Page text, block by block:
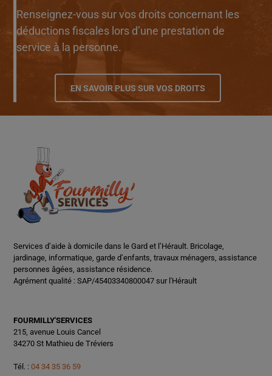
Renseignez-vous sur vos droits concernant les
déductions fiscales lors d’une prestation de
service à la personne.
EN SAVOIR PLUS SUR VOS DROITS
Services d’aide à domicile dans le Gard et l’Hérault. Bricolage,
jardinage, informatique, garde d’enfants, travaux ménagers, assistance
personnes âgées, assistance résidence.
Agrément qualité : SAP/45403340800047 sur l'Hérault
FOURMILLY'SERVICES
215, avenue Louis Cancel
34270 St Mathieu de Tréviers
Tél. : 04 34 35 36 59